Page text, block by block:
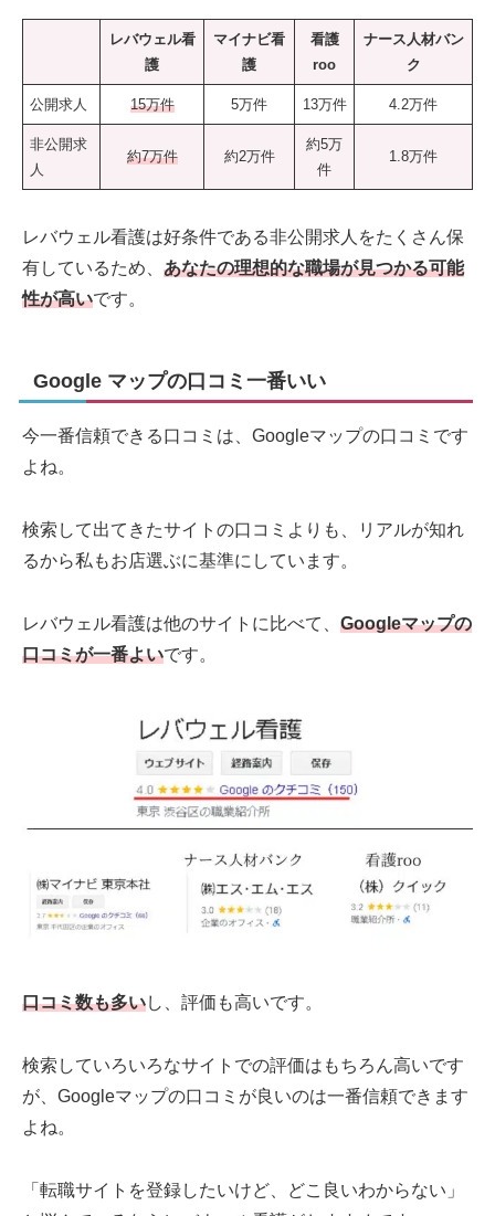
レバウェル看
護
マイナビ看
護
看護
roo
ナース人材バン
ク
公開求人 15万件 5万件 13万件 4.2万件
非公開求
人
約7万件 約2万件
約5万
件
1.8万件
レバウェル看護は好条件である非公開求人をたくさん保
有しているため、 あなたの理想的な職場が見つかる可能
性が高いです。
Google マップの口コミ一番いい
今一番信頼できる口コミは、Googleマップの口コミです
よね。
検索して出てきたサイトの口コミよりも、リアルが知れ
るから私もお店選ぶに基準にしています。
レバウェル看護は他のサイトに比べて、 Googleマップの
口コミが一番よいです。
口コミ数も多いし、評価も高いです。
検索していろいろなサイトでの評価はもちろん高いです
が、Googleマップの口コミが良いのは一番信頼できます
よね。
「転職サイトを登録したいけど、どこ良いわからない」